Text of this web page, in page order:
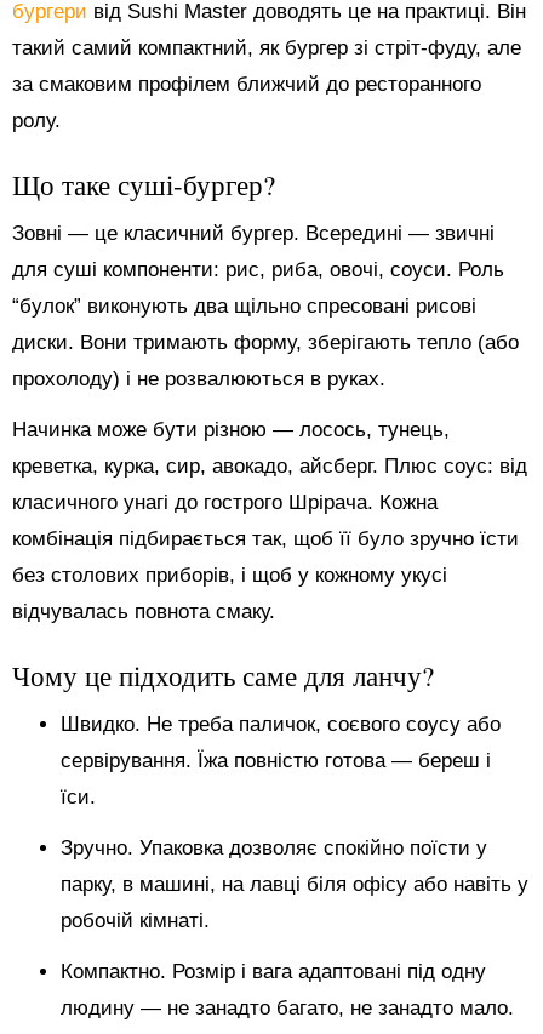
бургери від Sushi Master доводять це на практиці. Він
такий самий компактний, як бургер зі стріт-фуду, але
за смаковим профілем ближчий до ресторанного
ролу.
Що таке суші-бургер?
Зовні — це класичний бургер. Всередині — звичні
для суші компоненти: рис, риба, овочі, соуси. Роль
“булок” виконують два щільно спресовані рисові
диски. Вони тримають форму, зберігають тепло (або
прохолоду) і не розвалюються в руках.
Начинка може бути різною — лосось, тунець,
креветка, курка, сир, авокадо, айсберг. Плюс соус: від
класичного унагі до гострого Шрірача. Кожна
комбінація підбирається так, щоб її було зручно їсти
без столових приборів, і щоб у кожному укусі
відчувалась повнота смаку.
Чому це підходить саме для ланчу?
Швидко. Не треба паличок, соєвого соусу або
сервірування. Їжа повністю готова — береш і
їси.
Зручно. Упаковка дозволяє спокійно поїсти у
парку, в машині, на лавці біля офісу або навіть у
робочій кімнаті.
Компактно. Розмір і вага адаптовані під одну
людину — не занадто багато, не занадто мало.